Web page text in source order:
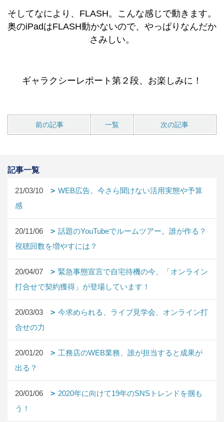
そしてなにより、FLASH。こんな感じで動きます。
奥のiPadはFLASH動かないので、やっぱりなんだか
さみしい。
ギャラクシーレポート第２段、お楽しみに！
前の記事 一覧 次の記事
記事一覧
21/03/10
WEB広告。今さら聞けない活用実態や予算
感
20/11/06
話題のYouTubeでルームツアー。誰が作る？
視聴回数を増やすには？
20/04/07
緊急事態宣言で自宅待機の今、「オンライン
打合せで契約獲得」が登場しています！
20/03/03
今求められる、ライブ見学会、オンライン打
合せの力
20/01/20
工務店のWEB業務、誰が担当すると成果が
出る？
20/01/06
2020年に向けて19年のSNSトレンドを掴も
う！